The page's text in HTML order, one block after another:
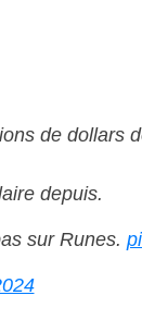
de dollars
depuis.
sur Runes.